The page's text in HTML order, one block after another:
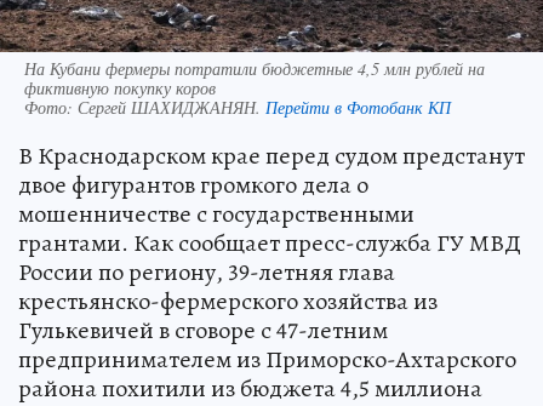
На Кубани фермеры потратили бюджетные 4,5 млн рублей на
фиктивную покупку коров
Фото: Сергей ШАХИДЖАНЯН. Перейти в Фотобанк КП
В Краснодарском крае перед судом предстанут
двое фигурантов громкого дела о
мошенничестве с государственными
грантами. Как сообщает пресс-служба ГУ МВД
России по региону, 39-летняя глава
крестьянско-фермерского хозяйства из
Гулькевичей в сговоре с 47-летним
предпринимателем из Приморско-Ахтарского
района похитили из бюджета 4,5 миллиона